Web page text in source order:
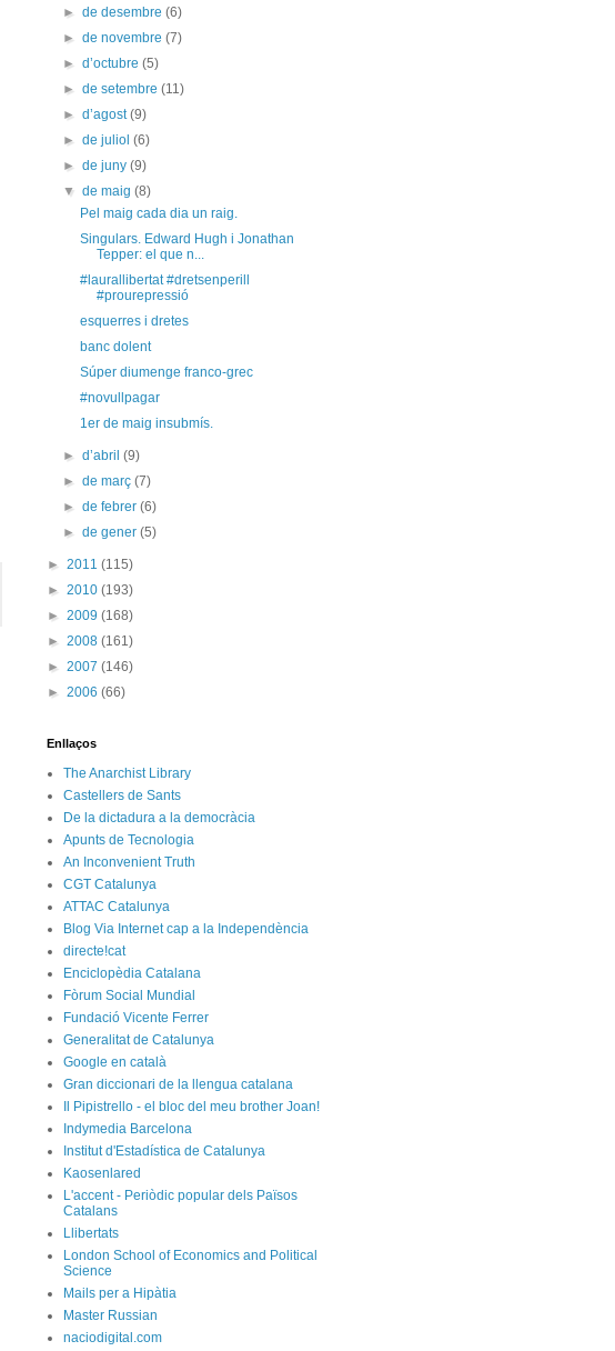
►de desembre(6)
►de novembre(7)
►d’octubre(5)
►de setembre(11)
►d’agost(9)
►de juliol(6)
►de juny(9)
▼de maig(8)
Pel maig cada dia un raig.
Singulars. Edward Hugh i Jonathan
Tepper: el que n...
#laurallibertat #dretsenperill
#prourepressió
esquerres i dretes
banc dolent
Súper diumenge franco-grec
#novullpagar
1er de maig insubmís.
►d’abril(9)
►de març(7)
►de febrer(6)
►de gener(5)
► 2011 (115)
► 2010 (193)
► 2009 (168)
► 2008 (161)
► 2007 (146)
► 2006 (66)
Enllaços
The Anarchist Library
Castellers de Sants
De la dictadura a la democràcia
Apunts de Tecnologia
An Inconvenient Truth
CGT Catalunya
ATTAC Catalunya
Blog Via Internet cap a la Independència
directe!cat
Enciclopèdia Catalana
Fòrum Social Mundial
Fundació Vicente Ferrer
Generalitat de Catalunya
Google en català
Gran diccionari de la llengua catalana
Il Pipistrello - el bloc del meu brother Joan!
Indymedia Barcelona
Institut d'Estadística de Catalunya
Kaosenlared
L'accent - Periòdic popular dels Països
Catalans
Llibertats
London School of Economics and Political
Science
Mails per a Hipàtia
Master Russian
naciodigital.com